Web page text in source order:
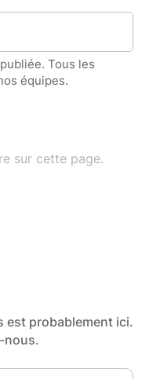
est probablement ici.
nous.